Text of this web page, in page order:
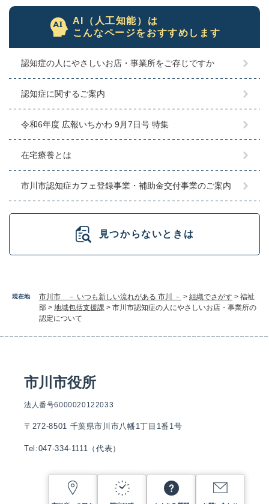
現在地 市川市 － いつも新しい流れがある 市川 － > 組織でさがす > 福祉
部 > 地域包括支援課 > 市川市認知症の人にやさしいお店・事業所の
認定について
AI（人工知能）は
こんなページをおすすめします
認知症の人にやさしいお店・事業所をご存じですか
認知症に関するご案内
令和6年度 広報いちかわ 9月7日号 特集
在宅療養とは
市川市認知症カフェ登録事業・補助金交付事業のご案内
見つからないときは
市川市役所
法人番号6000020122033
〒272-8501 千葉県市川市八幡1丁目1番1号
Tel:047-334-1111（代表）